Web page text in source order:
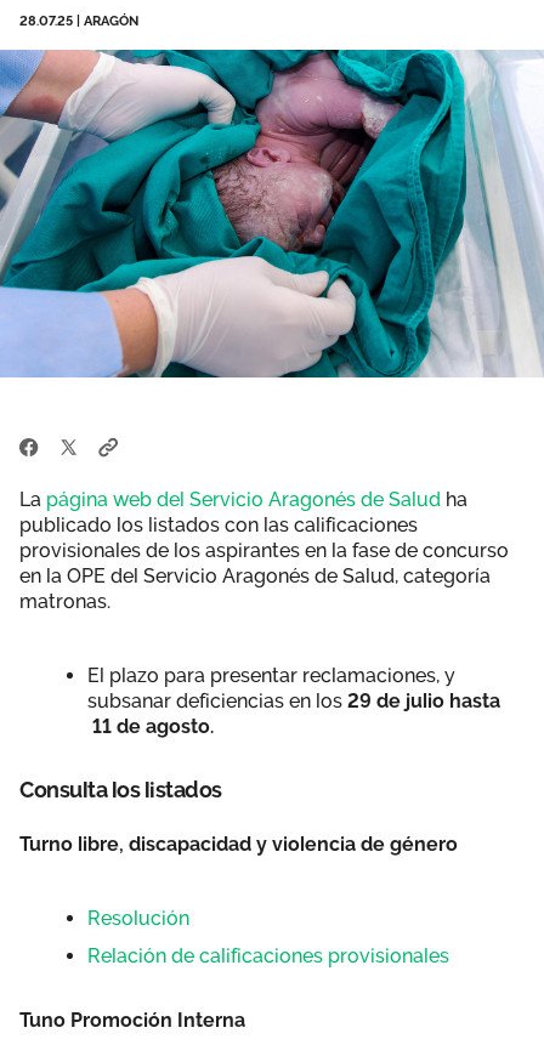
Publicaciones
Vídeos
28.07.25 ARAGÓN
La página web del Servicio Aragonés de Salud ha
publicado los listados con las calificaciones
provisionales de los aspirantes en la fase de concurso
en la OPE del Servicio Aragonés de Salud, categoría
matronas.
El plazo para presentar reclamaciones, y
subsanar deficiencias en los 29 de julio hasta
11 de agosto.
Consulta los listados
Turno libre, discapacidad y violencia de género
Resolución
Relación de calificaciones provisionales
Tuno Promoción Interna